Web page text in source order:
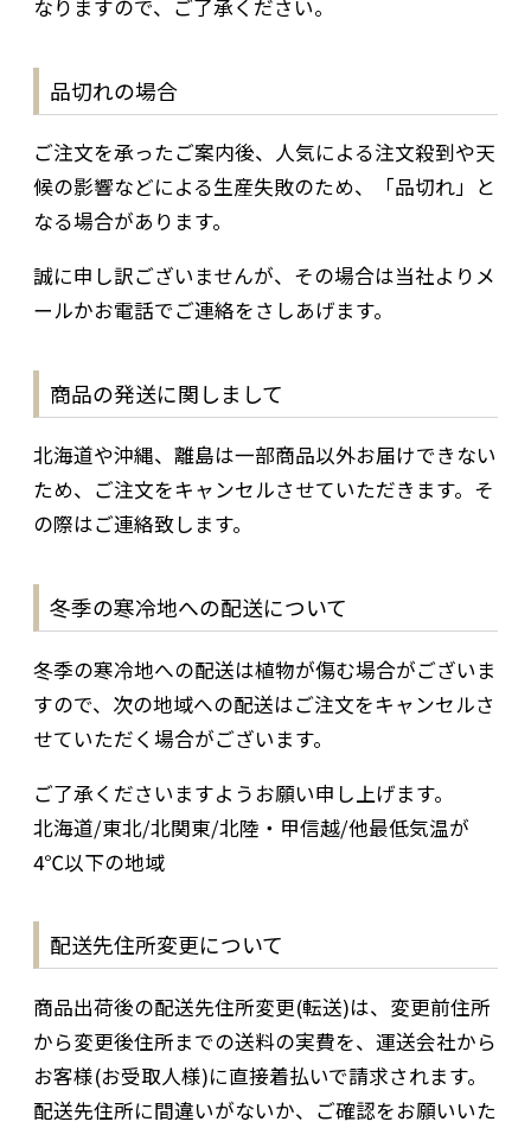
なりますので、ご了承ください。
品切れの場合
ご注文を承ったご案内後、人気による注文殺到や天
候の影響などによる生産失敗のため、「品切れ」と
なる場合があります。
誠に申し訳ございませんが、その場合は当社よりメ
ールかお電話でご連絡をさしあげます。
商品の発送に関しまして
北海道や沖縄、離島は一部商品以外お届けできない
ため、ご注文をキャンセルさせていただきます。そ
の際はご連絡致します。
冬季の寒冷地への配送について
冬季の寒冷地への配送は植物が傷む場合がございま
すので、次の地域への配送はご注文をキャンセルさ
せていただく場合がございます。
ご了承くださいますようお願い申し上げます。
北海道/東北/北関東/北陸・甲信越/他最低気温が
4℃以下の地域
配送先住所変更について
商品出荷後の配送先住所変更(転送)は、変更前住所
から変更後住所までの送料の実費を、運送会社から
お客様(お受取人様)に直接着払いで請求されます。
配送先住所に間違いがないか、ご確認をお願いいた